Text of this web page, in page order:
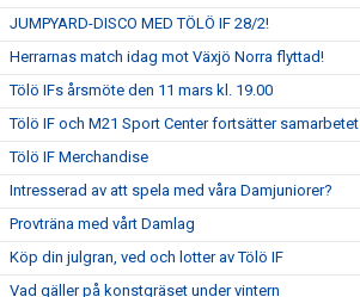
JUMPYARD-DISCO MED TÖLÖ IF 28/2!
Herrarnas match idag mot Växjö Norra flyttad!
Tölö IFs årsmöte den 11 mars kl. 19.00
Tölö IF och M21 Sport Center fortsätter samarbetet
Tölö IF Merchandise
Intresserad av att spela med våra Damjuniorer?
Provträna med vårt Damlag
Köp din julgran, ved och lotter av Tölö IF
Vad gäller på konstgräset under vintern